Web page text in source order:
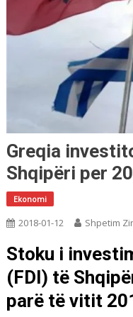
Greqia
Shqipëri per
Ekonomi
2018-01-12 Shpetim
Stoku i
(FDI) të
parë të vitit